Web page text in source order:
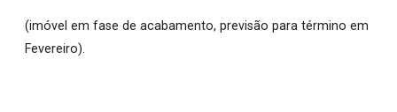
(imóvel em fase de acabamento, previsão para término em
Fevereiro).